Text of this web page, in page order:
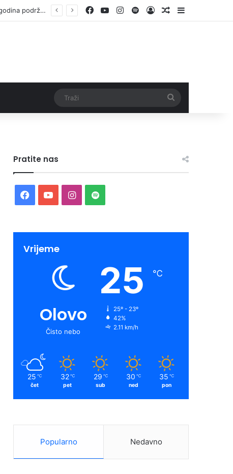
Otvorene prijave za Bingo Festival Fits: Odaberite outfit s omiljenim influencerom i zablistajte na Crvenom tepihu Sarajevo Film Festivala Facebook
YouTubeInstagram
SpotifyLog InRandom Article
Sidebar
Pratite nas
Facebook
YouTubeInstagram
Spotify
Vrijeme
Olovo
Čisto nebo
25 ℃
25º - 23º
42%
2.11 km/h
25 ℃
čet
32 ℃
pet
29 ℃
sub
30 ℃
ned
35 ℃
pon
Popularno Nedavno